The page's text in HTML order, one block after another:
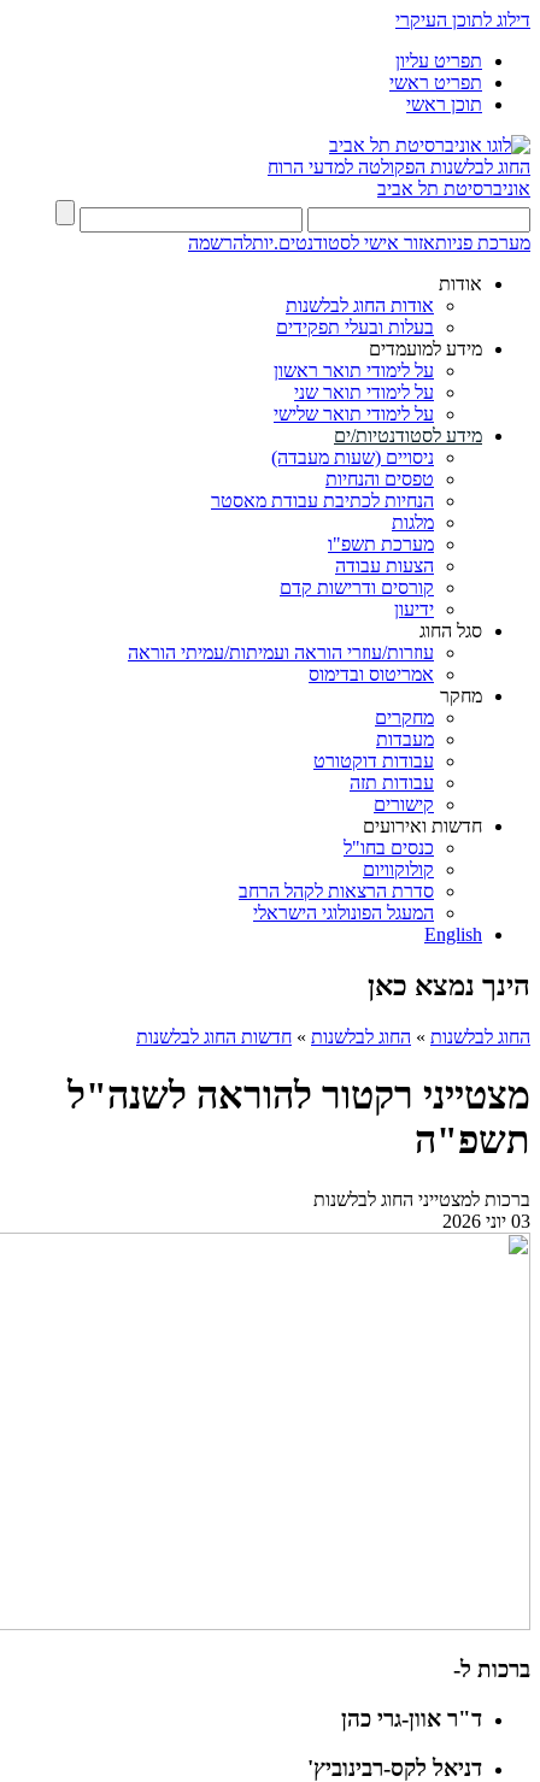
דילוג לתוכן העיקרי
תפריט עליון
תפריט ראשי
תוכן ראשי
החוג לבלשנות הפקולטה למדעי הרוח
אוניברסיטת תל אביב
מערכת פניותאזור אישי לסטודנטים.יותלהרשמה
אודות
אודות החוג לבלשנות
בעלות ובעלי תפקידים
מידע למועמדים
על לימודי תואר ראשון
על לימודי תואר שני
על לימודי תואר שלישי
מידע לסטודנטיות/ים
ניסויים (שעות מעבדה)
טפסים והנחיות
הנחיות לכתיבת עבודת מאסטר
מלגות
מערכת תשפ"ו
הצעות עבודה
קורסים ודרישות קדם
ידיעון
סגל החוג
עוזרות/עוזרי הוראה ועמיתות/עמיתי הוראה
אמריטוס ובדימוס
מחקר
מחקרים
מעבדות
עבודות דוקטורט
עבודות תזה
קישורים
חדשות ואירועים
כנסים בחו"ל
קולוקוויום
סדרת הרצאות לקהל הרחב
המעגל הפונולוגי הישראלי
English
הינך נמצא כאן
החוג לבלשנות » החוג לבלשנות » חדשות החוג לבלשנות
מצטייני רקטור להוראה לשנה"ל
תשפ"ה
ברכות למצטייני החוג לבלשנות
03 יוני 2026
ברכות ל-
ד"ר אוון-גרי כהן
דניאל לקס-רבינוביץ'